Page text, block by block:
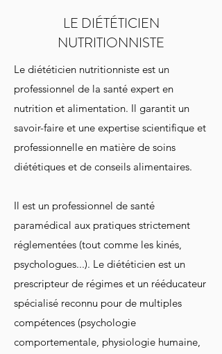
LE DIÉTÉTICIEN
NUTRITIONNISTE
Le diététicien nutritionniste est un
professionnel de la santé expert en
nutrition et alimentation. Il garantit un
savoir-faire et une expertise scientifique et
professionnelle en matière de soins
diététiques et de conseils alimentaires.
Il est un professionnel de santé
paramédical aux pratiques strictement
réglementées (tout comme les kinés,
psychologues...). Le diététicien est un
prescripteur de régimes et un rééducateur
spécialisé reconnu pour de multiples
compétences (psychologie
comportementale, physiologie humaine,